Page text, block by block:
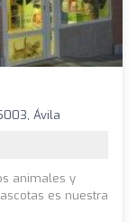
Ávila
animales y
es nuestra